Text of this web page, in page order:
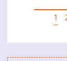
1